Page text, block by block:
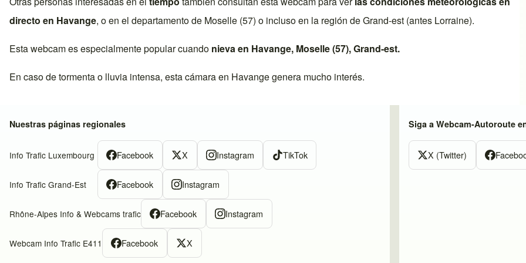
directo en Havange, o en el departamento de Moselle (57) o incluso en la región deGrand-est (antes Lorraine).
Esta webcam es especialmente popular cuando nieva en Havange, Moselle (57),Grand-est.
En caso de tormenta o lluvia intensa, esta cámara en Havangegenera mucho interés.
Nuestras páginas regionales
Info Trafic Luxembourg Facebook X Instagram TikTok
Info Trafic Grand-Est Facebook Instagram
Rhône-Alpes Info & Webcams trafic Facebook Instagram
Webcam Info Trafic E411 Facebook X
Siga a Webcam-Autoroute
X (Twitter)